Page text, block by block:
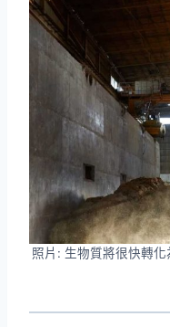
照片: 生物質將很快轉